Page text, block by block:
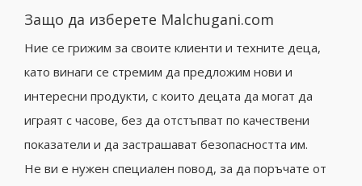
Защо да изберете Malchugani.com
Ние се грижим за своите клиенти и техните деца,
като винаги се стремим да предложим нови и
интересни продукти, с които децата да могат да
играят с часове, без да отстъпват по качествени
показатели и да застрашават безопасността им.
Не ви е нужен специален повод, за да поръчате от